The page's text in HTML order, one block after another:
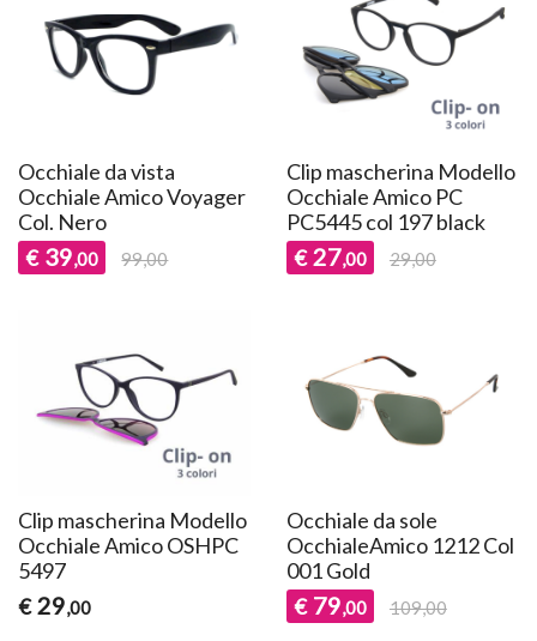
Occhiale da vista
Occhiale Amico Voyager
Col. Nero
€ 39,00 99,00
Clip mascherina Modello
Occhiale Amico PC
PC5445 col 197 black
€ 27,00 29,00
Clip mascherina Modello
Occhiale Amico OSHPC
5497
€ 29,00
Occhiale da sole
OcchialeAmico 1212 Col
001 Gold
€ 79,00 109,00